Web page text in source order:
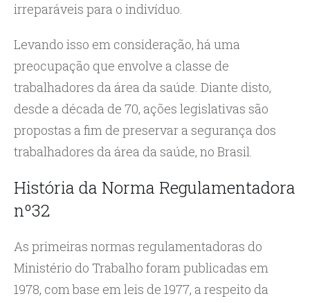
irreparáveis para o indivíduo.
Levando isso em consideração, há uma
preocupação que envolve a classe de
trabalhadores da área da saúde. Diante disto,
desde a década de 70, ações legislativas são
propostas a fim de preservar a segurança dos
trabalhadores da área da saúde, no Brasil.
História da Norma Regulamentadora
nº32
As primeiras normas regulamentadoras do
Ministério do Trabalho foram publicadas em
1978, com base em leis de 1977, a respeito da